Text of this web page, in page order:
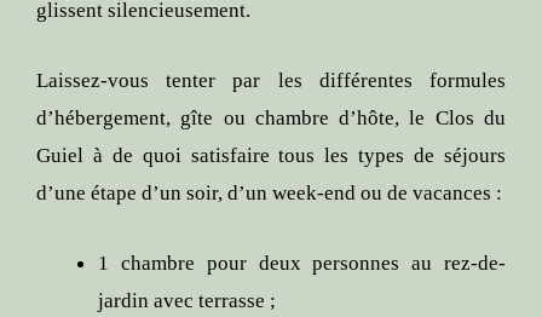
glissent silencieusement.
Laissez-vous tenter par les différentes formules
d’hébergement, gîte ou chambre d’hôte, le Clos du
Guiel à de quoi satisfaire tous les types de séjours
d’une étape d’un soir, d’un week-end ou de vacances :
1 chambre pour deux personnes au rez-de-
jardin avec terrasse ;